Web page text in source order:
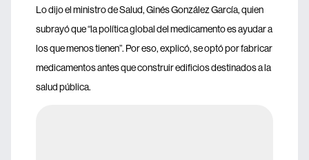
Lo dijo el ministro de Salud, Ginés González García, quien
subrayó que “la política global del medicamento es ayudar a
los que menos tienen”. Por eso, explicó, se optó por fabricar
medicamentos antes que construir edificios destinados a la
salud pública.